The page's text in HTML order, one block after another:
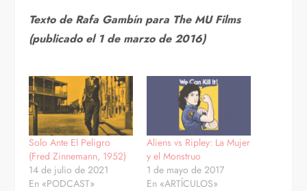
Texto de Rafa Gambín para The MU Films
(publicado el 1 de marzo de 2016)
Solo Ante El Peligro
(Fred Zinnemann, 1952)
14 de julio de 2021
En «PODCAST»
Aliens vs Ripley: La Mujer
y el Monstruo
1 de mayo de 2017
En «ARTÍCULOS»